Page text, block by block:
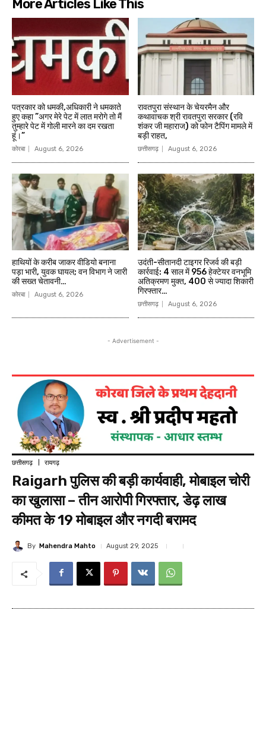
More Articles Like This
पत्रकार को धमकी,अधिकारी ने धमकाते
हुए कहा ”अगर मेरे पेट में लात मरोगे तो मैं
तुम्हारे पेट में गोली मारने का दम रखता
हूं।”
कोरबा August 6, 2026
रावतपुरा संस्थान के चेयरमैन और
कथावाचक श्री रावतपुरा सरकार (रवि
शंकर जी महाराज) को फोन टैपिंग मामले में
बड़ी राहत,
छत्तीसगढ़ August 6, 2026
हाथियों के करीब जाकर वीडियो बनाना
पड़ा भारी, युवक घायल; वन विभाग ने जारी
की सख्त चेतावनी…
कोरबा August 6, 2026
उदंती-सीतानदी टाइगर रिजर्व की बड़ी
कार्रवाई: 4 साल में 956 हेक्टेयर वनभूमि
अतिक्रमण मुक्त, 400 से ज्यादा शिकारी
गिरफ्तार…
छत्तीसगढ़ August 6, 2026
- Advertisement -